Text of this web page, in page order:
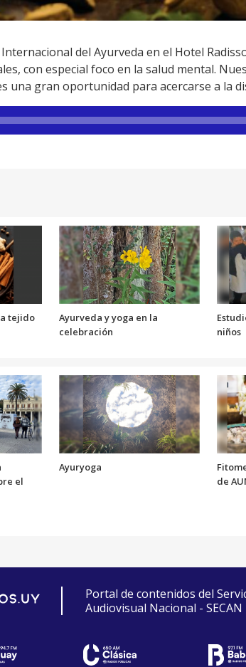
del Ayurveda en el Hotel
con especial foco en la salud mental.
una gran oportunidad para acercarse a la
tejido
Ayurveda y yoga en la
celebración
niños
el
Ayuryoga
de
Portal de contenidos del
Audiovisual Nacional -